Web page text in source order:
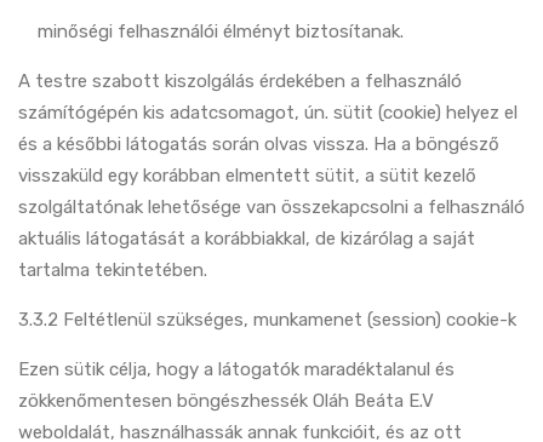
minőségi felhasználói élményt biztosítanak.
A testre szabott kiszolgálás érdekében a felhasználó
számítógépén kis adatcsomagot, ún. sütit (cookie) helyez el
és a későbbi látogatás során olvas vissza. Ha a böngésző
visszaküld egy korábban elmentett sütit, a sütit kezelő
szolgáltatónak lehetősége van összekapcsolni a felhasználó
aktuális látogatását a korábbiakkal, de kizárólag a saját
tartalma tekintetében.
3.3.2 Feltétlenül szükséges, munkamenet (session) cookie-k
Ezen sütik célja, hogy a látogatók maradéktalanul és
zökkenőmentesen böngészhessék Oláh Beáta E.V
weboldalát, használhassák annak funkcióit, és az ott